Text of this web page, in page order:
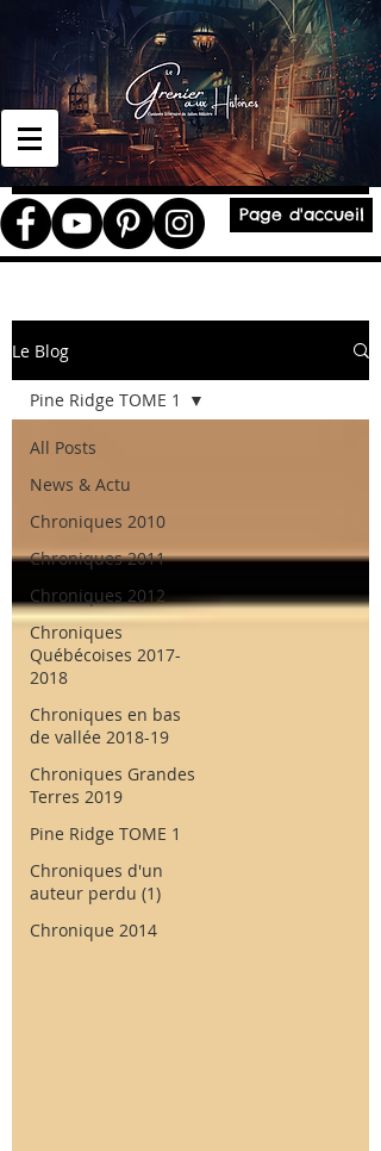
Page d'accueil
Le Blog
All Posts
News & Actu
Chroniques 2010
Chroniques 2011
Chroniques 2012
Chroniques
Québécoises 2017-
2018
Chroniques en bas
de vallée 2018-19
Chroniques Grandes
Terres 2019
Pine Ridge TOME 1
Chroniques d'un
auteur perdu (1)
Chronique 2014
Pine Ridge TOME 1